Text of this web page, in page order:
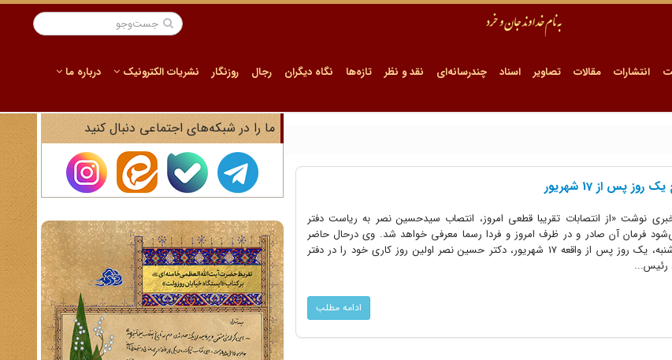
انتشارات مقالات تصاویر اسناد چندرسانه‌ای نقد و نظر تازه‌ها نگاه دیگران رجال روزنگار نشریات الکترونیک درباره ما
از 17 شهریور
در خبری نوشت «از انتصابات تقریبا قطعی امروز، انتصاب سیدحسین نصر به ریاست دفتر
فرمان آن صادر و در ظرف امروز و فردا رسما معرفی خواهد شد. وی درحال حاضر
مدیرعامل انجمن سلطنتی فلسفه است.» روز شنبه، یک روز پس از واقعه 17 شهریور، دکتر حسین نصر اولین روز کاری خود را در دفتر
رئیس...
ادامه مطلب
ما را در شبکه‌های اجتماعی دنبال کنید